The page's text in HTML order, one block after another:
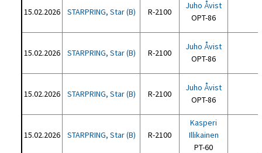
15.02.2026 STARPRING, Star (B) R-2100
Juho Åvist
OPT-86
15.02.2026 STARPRING, Star (B) R-2100
Juho Åvist
OPT-86
15.02.2026 STARPRING, Star (B) R-2100
Juho Åvist
OPT-86
15.02.2026 STARPRING, Star (B) R-2100
Kasperi
Illikainen
PT-60